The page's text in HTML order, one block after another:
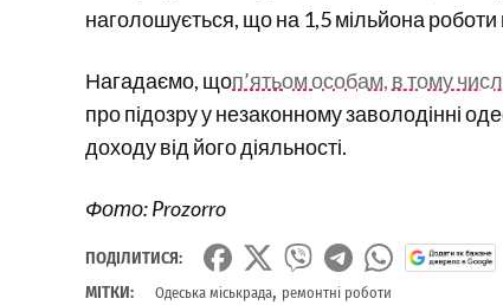
наголошується, що на 1,5 мільйона роботи
Нагадаємо, щоп’ятьом особам, в тому
про підозру у незаконному заволодінні
доходу від його діяльності.
Фото: Prozorro
ПОДІЛИТИСЯ:
МІТКИ:
Одеська міськрада, ремонтні роботи